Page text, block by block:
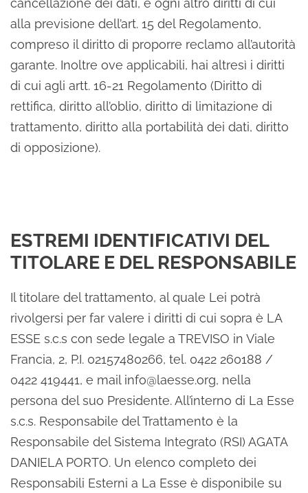
cancellazione dei dati, e ogni altro diritti di cui
alla previsione dell’art. 15 del Regolamento,
compreso il diritto di proporre reclamo all’autorità
garante. Inoltre ove applicabili, hai altresì i diritti
di cui agli artt. 16-21 Regolamento (Diritto di
rettifica, diritto all’oblio, diritto di limitazione di
trattamento, diritto alla portabilità dei dati, diritto
di opposizione).
ESTREMI IDENTIFICATIVI DEL
TITOLARE E DEL RESPONSABILE
Il titolare del trattamento, al quale Lei potrà
rivolgersi per far valere i diritti di cui sopra è LA
ESSE s.c.s con sede legale a TREVISO in Viale
Francia, 2, P.I. 02157480266, tel. 0422 260188 /
0422 419441, e mail info@laesse.org, nella
persona del suo Presidente. All’interno di La Esse
s.c.s. Responsabile del Trattamento è la
Responsabile del Sistema Integrato (RSI) AGATA
DANIELA PORTO. Un elenco completo dei
Responsabili Esterni a La Esse è disponibile su